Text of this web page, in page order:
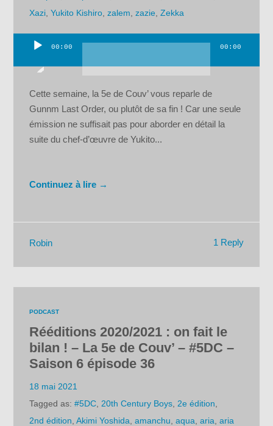
Xazi ,Yukito Kishiro ,zalem ,zazie ,Zekka
00:00 00:00
Cette semaine, la 5e de Couv’ vous reparle de
Gunnm Last Order, ou plutôt de sa fin ! Car une seule
émission ne suffisait pas pour aborder en détail la
suite du chef-d’œuvre de Yukito...
Continuez à lire →
1 Reply
Robin
PODCAST
Rééditions 2020/2021 : on fait le
bilan ! – La 5e de Couv’ – #5DC –
Saison 6 épisode 36
18 mai 2021
Tagged as:#5DC 20th Century Boys 2e édition
2nd édition ,Akimi Yoshida ,amanchu ,aqua ,aria ,aria